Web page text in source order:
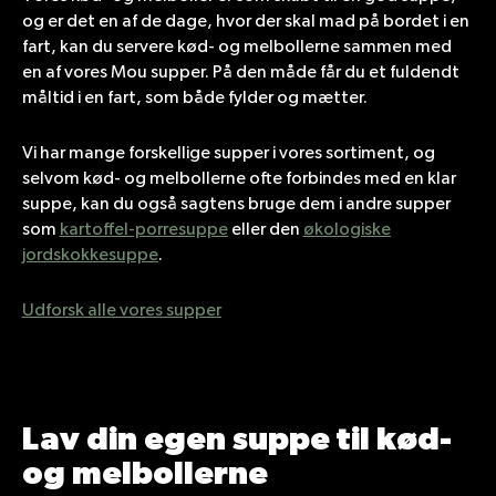
og er det en af de dage, hvor der skal mad på bordet i en
fart, kan du servere kød- og melbollerne sammen med
en af vores Mou supper. På den måde får du et fuldendt
måltid i en fart, som både fylder og mætter.
Vi har mange forskellige supper i vores sortiment, og
selvom kød- og melbollerne ofte forbindes med en klar
suppe, kan du også sagtens bruge dem i andre supper
som kartoffel-porresuppeeller den økologiske
jordskokkesuppe.
Udforsk alle vores supper
Lav din egen suppe til kød-
og melbollerne